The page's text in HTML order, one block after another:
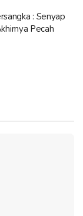
: Senyap
Pecah